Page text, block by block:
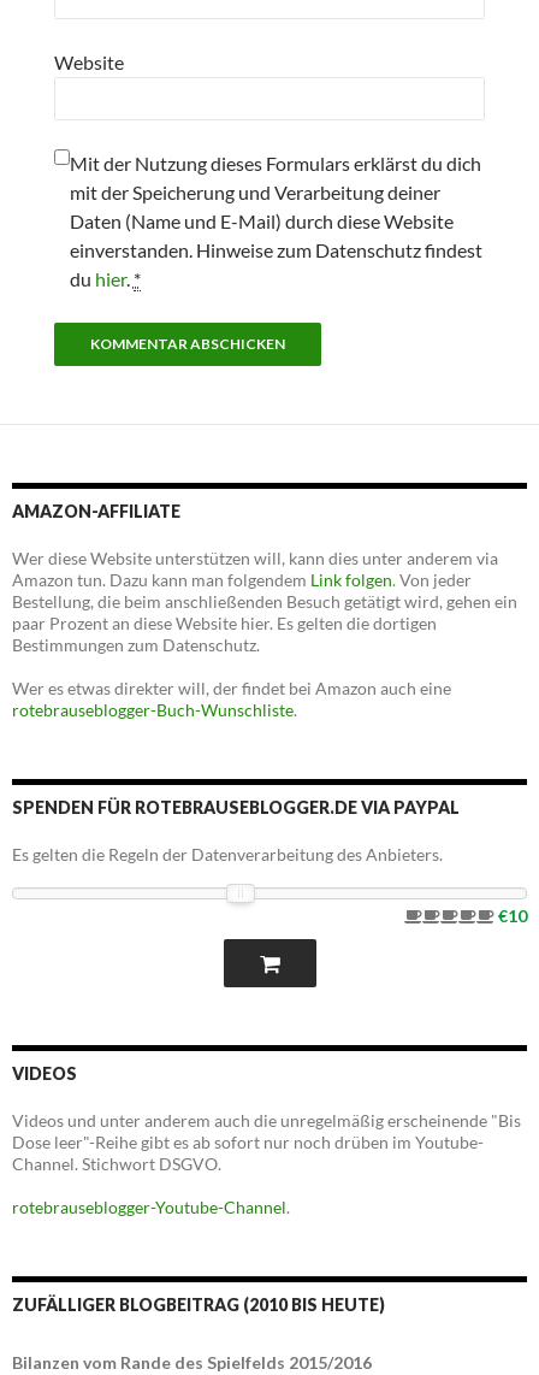
Website
Mit der Nutzung dieses Formulars erklärst du dich
mit der Speicherung und Verarbeitung deiner
Daten (Name und E-Mail) durch diese Website
einverstanden. Hinweise zum Datenschutz findest
du hier. *
AMAZON-AFFILIATE
Wer diese Website unterstützen will, kann dies unter anderem via
Amazon tun. Dazu kann man folgendem Link folgen. Von jeder
Bestellung, die beim anschließenden Besuch getätigt wird, gehen ein
paar Prozent an diese Website hier. Es gelten die dortigen
Bestimmungen zum Datenschutz.
Wer es etwas direkter will, der findet bei Amazon auch eine
rotebrauseblogger-Buch-Wunschliste.
SPENDEN FÜR ROTEBRAUSEBLOGGER.DE VIA PAYPAL
Es gelten die Regeln der Datenverarbeitung des Anbieters.
€10
VIDEOS
Videos und unter anderem auch die unregelmäßig erscheinende "Bis
Dose leer"-Reihe gibt es ab sofort nur noch drüben im Youtube-
Channel. Stichwort DSGVO.
rotebrauseblogger-Youtube-Channel.
ZUFÄLLIGER BLOGBEITRAG (2010 BIS HEUTE)
Bilanzen vom Rande des Spielfelds 2015/2016